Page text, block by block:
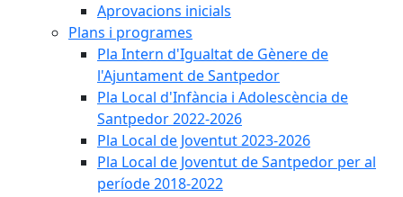
Aprovacions inicials
Plans i programes
Pla Intern d'Igualtat de Gènere de
l'Ajuntament de Santpedor
Pla Local d'Infància i Adolescència de
Santpedor 2022-2026
Pla Local de Joventut 2023-2026
Pla Local de Joventut de Santpedor per al
període 2018-2022